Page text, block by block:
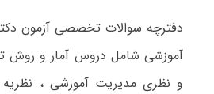
آموزشی شامل دروس آمار و روش
و نظری مدیریت آموزشی ، نظریه